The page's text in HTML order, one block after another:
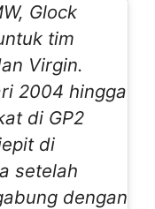
Glock
tim
Virgin.
2004 hingga
di GP2
di
setelah
dengan